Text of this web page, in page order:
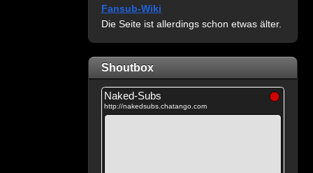
Fansub-Wiki
Die Seite ist allerdings schon etwas älter.
Shoutbox